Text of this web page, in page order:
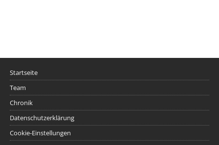
Startseite
Team
Chronik
Datenschutzerklärung
Cookie-Einstellungen